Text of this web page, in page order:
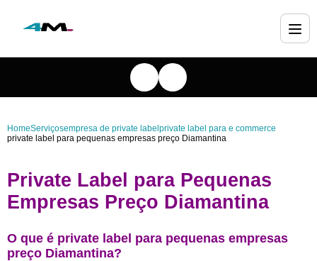
HomeServiçosempresa de private label private label para e commerce
private label para pequenas empresas preço Diamantina
Private Label para Pequenas
Empresas Preço Diamantina
O que é private label para pequenas empresas
preço Diamantina?